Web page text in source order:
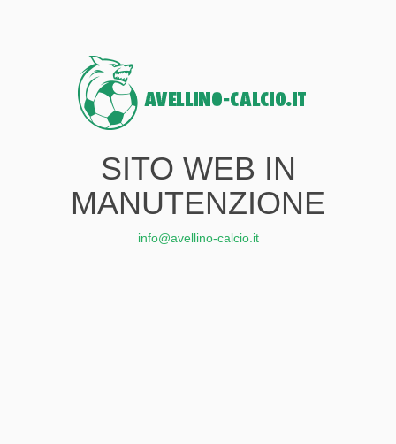
SITO WEB IN
MANUTENZIONE
info@avellino-calcio.it